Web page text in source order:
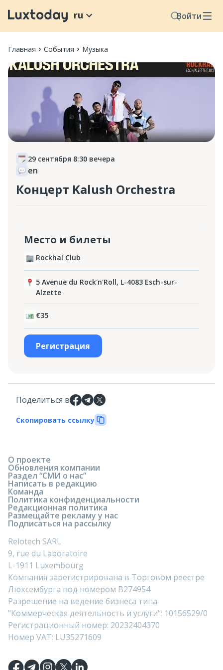
Войти
ru
Главная События Музыка
29 сентября 8:30 вечера
en
Концерт Kalush Orchestra
Место и билеты
Rockhal Club
5 Avenue du Rock'n'Roll, L-4083 Esch-sur-
Alzette
€35
Регистрация
Поделиться в
Скопировать ссылку
О проекте
Обновления компании
Раздел “СМИ о нас”
Написать в редакцию
Команда
Политика конфиденциальности
Редакционная политика
Размещайте рекламу у нас
Подписаться на рассылку
Relotech SARL
9, rue du Laboratoire
L-1911 Luxembourg
Компания зарегистрирована в Торговом реестре
Люксембурга под номером B274954
Разрешение на ведение бизнеса типа
"Коммерческая деятельность и услуги": 10156529/0
Регистрационный номер: 20232404370
Номер VAT: LU35271609